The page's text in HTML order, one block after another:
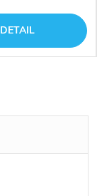
DETAIL